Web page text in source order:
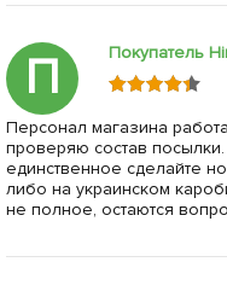
П Покупатель
Персонал магазина
проверяю состав
единственное сделайте
либо на украинском
не полное, остаются